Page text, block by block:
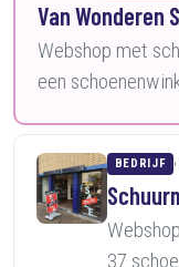
Van Wonderen
Webshop met
een
BEDRIJF
37